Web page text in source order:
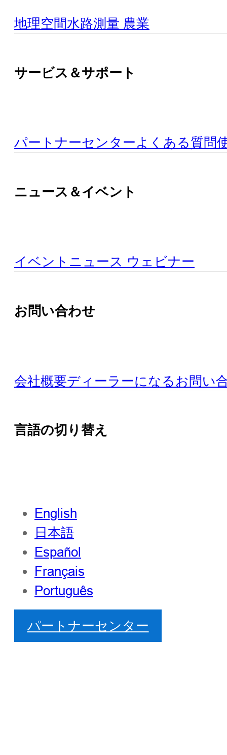
地理空間水路測量 農業
サービス＆サポート
パートナーセンターよくある質問
ニュース＆イベント
イベント ニュース ウェビナー
お問い合わせ
会社概要ディーラーになるお問い
言語の切り替え
English
日本語
Español
Français
Português
パートナーセンター